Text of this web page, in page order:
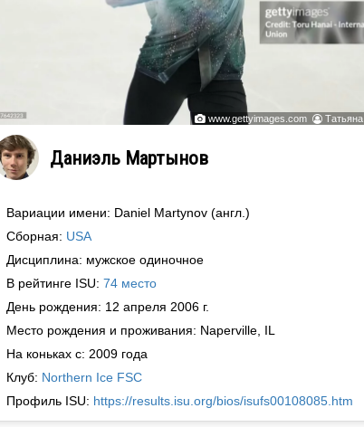
 www.gettyimages.com  Татьяна
Даниэль Мартынов
Вариации имени: Daniel Martynov (англ.)
Сборная: USA
Дисциплина: мужское одиночное
В рейтинге ISU: 74 место
День рождения: 12 апреля 2006 г.
Место рождения и проживания: Naperville, IL
На коньках с: 2009 года
Клуб: Northern Ice FSC
Профиль ISU: https://results.isu.org/bios/isufs00108085.htm